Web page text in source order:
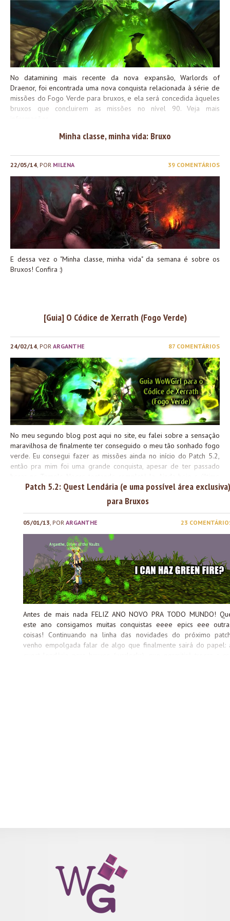
dia voltaremos de...
No datamining mais recente da nova expansão, Warlords of
Draenor, foi encontrada uma nova conquista relacionada à série de
missões do Fogo Verde para bruxos, e ela será concedida àqueles
bruxos que concluirem as missões no nível 90. Veja mais
Minha classe, minha vida: Bruxo
22/05/14, POR MILENA 39 COMENTÁRIOS
E dessa vez o "Minha classe, minha vida" da semana é sobre os
Bruxos! Confira :)
[Guia] O Códice de Xerrath (Fogo Verde)
24/02/14 , POR ARGANTHE 87 COMENTÁRIOS
No meu segundo blog post aqui no site, eu falei sobre a sensação
maravilhosa de finalmente ter conseguido o meu tão sonhado fogo
verde. Eu consegui fazer as missões ainda no início do Patch 5.2,
então pra mim foi uma grande conquista, apesar de ter passado
chefe tem as mesmas mecânicas chatas que podem causar wipes
bobos, mas sem dúvidas é mais tranquilo, então você que acabou
de nivelar seu bruxo/bruxa corra que é tempo de também ter seus
feitiços verdinhos e lindos <3. Neste guia mostrarei o passo a
passo para cada etapa, com um vídeo no final sobre a luta pra
visualizar tranquilamente como ela funciona. Sim, leitores queridos,
mesmo depois de quase um ano upei uma outra bruxinha, desta
vez na Aliança, com o objetivo principal de trazer todos os
detalhes pra vocês. Boa leitura! Do que...
Patch 5.2: Quest Lendária (e uma possível área exclusiva)
para Bruxos
05/01/13 , POR ARGANTHE 23
Antes de mais nada FELIZ ANO NOVO PRA TODO MUNDO!
este ano consigamos muitas conquistas eeee epics eee
coisas! Continuando na linha das novidades do próximo
venho empolgada falar de algo que finalmente sairá do papel: